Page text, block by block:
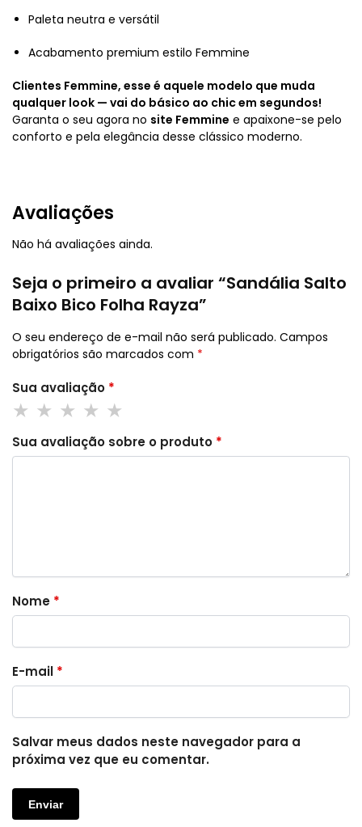
Paleta neutra e versátil
Acabamento premium estilo Femmine
Clientes Femmine, esse é aquele modelo que muda
qualquer look — vai do básico ao chic em segundos!
Garanta o seu agora no site Femmine e apaixone-se pelo
conforto e pela elegância desse clássico moderno.
Avaliações
Não há avaliações ainda.
Seja o primeiro a avaliar “Sandália Salto
Baixo Bico Folha Rayza”
O seu endereço de e-mail não será publicado. Campos
obrigatórios são marcados com *
Sua avaliação *
Sua avaliação sobre o produto *
Nome *
E-mail *
Salvar meus dados neste navegador para a
próxima vez que eu comentar.